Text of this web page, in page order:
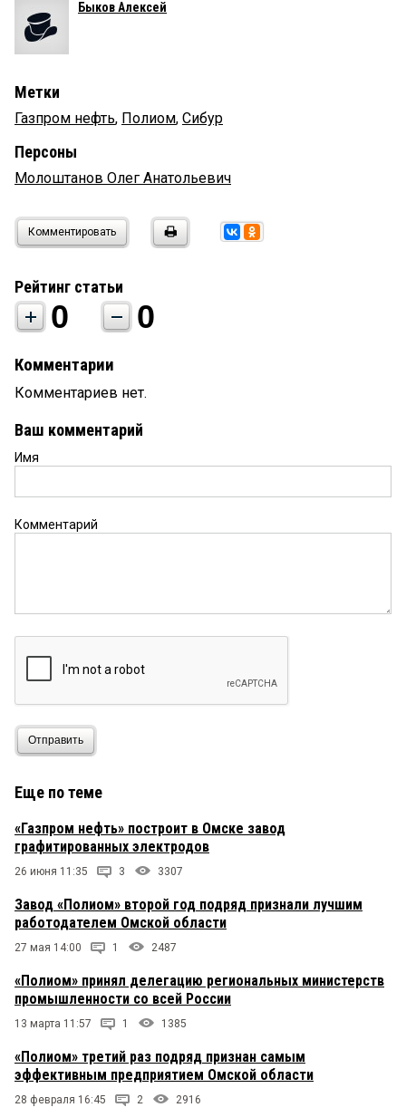
Быков Алексей
Метки
Газпром нефть, Полиом, Сибур
Персоны
Молоштанов Олег Анатольевич
Комментировать
Рейтинг статьи
0 0
Комментарии
Комментариев нет.
Ваш комментарий
Имя
Комментарий
Отправить
Еще по теме
«Газпром нефть» построит в Омске завод
графитированных электродов
26 июня 11:35 3 3307
Завод «Полиом» второй год подряд признали лучшим
работодателем Омской области
27 мая 14:00 1 2487
«Полиом» принял делегацию региональных министерств
промышленности со всей России
13 марта 11:57 1 1385
«Полиом» третий раз подряд признан самым
эффективным предприятием Омской области
28 февраля 16:45 2 2916